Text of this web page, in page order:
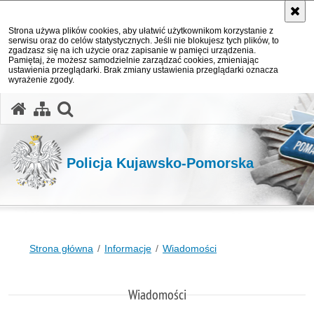
Strona używa plików cookies, aby ułatwić użytkownikom korzystanie z
serwisu oraz do celów statystycznych. Jeśli nie blokujesz tych plików, to
zgadzasz się na ich użycie oraz zapisanie w pamięci urządzenia.
Pamiętaj, że możesz samodzielnie zarządzać cookies, zmieniając
ustawienia przeglądarki. Brak zmiany ustawienia przeglądarki oznacza
wyrażenie zgody.
Policja Kujawsko-Pomorska
Strona główna Informacje Wiadomości
Wiadomości